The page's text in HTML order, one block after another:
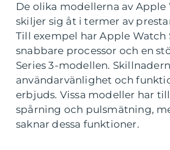
De olika modellerna av Apple
skiljer sig åt i termer av
Till exempel har Apple Watch
snabbare processor och en
Series 3-modellen.
användarvänlighet och
erbjuds. Vissa modeller har
spårning och pulsmätning,
saknar dessa funktioner.